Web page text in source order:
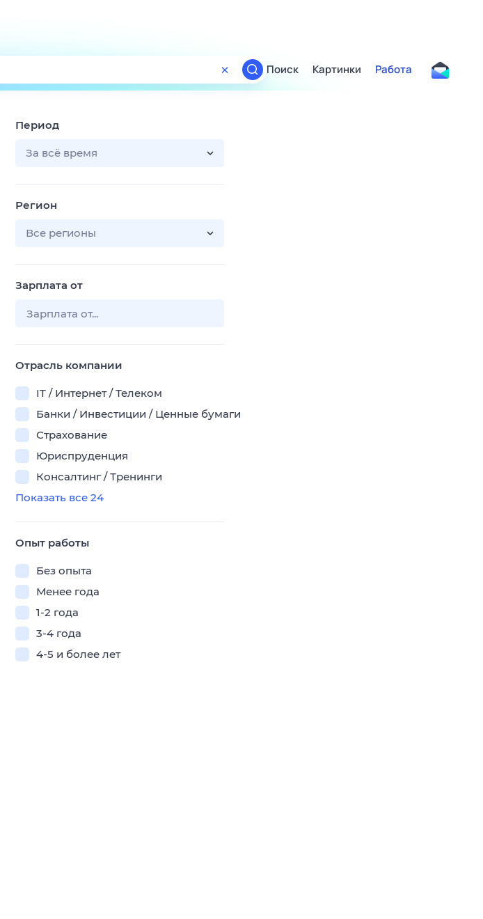
Поиск
ТВ-программа
Поиск Картинки Работа
Период
За всё время
Регион
Все регионы
Зарплата от
Отрасль компании
IT / Интернет / Телеком
Банки / Инвестиции / Ценные бумаги
Страхование
Юриспруденция
Консалтинг / Тренинги
Показать все 24
Опыт работы
Без опыта
Менее года
1-2 года
3-4 года
4-5 и более лет